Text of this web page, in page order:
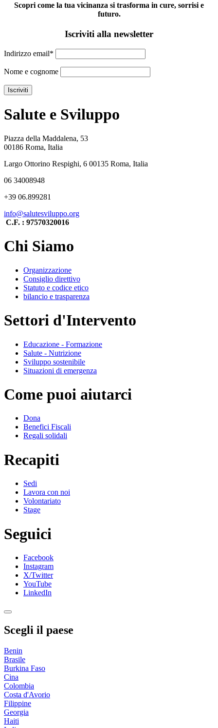
Scopri come la tua vicinanza si trasforma in cure, sorrisi e
futuro.
Iscriviti alla newsletter
Indirizzo email*
Nome e cognome
Salute e Sviluppo
Piazza della Maddalena, 53
00186 Roma, Italia
Largo Ottorino Respighi, 6 00135 Roma, Italia
06 34008948
+39 06.899281
info@salutesviluppo.org
C.F. : 97570320016
Chi Siamo
Organizzazione
Consiglio direttivo
Statuto e codice etico
bilancio e trasparenza
Settori d'Intervento
Educazione - Formazione
Salute - Nutrizione
Sviluppo sostenibile
Situazioni di emergenza
Come puoi aiutarci
Dona
Benefici Fiscali
Regali solidali
Recapiti
Sedi
Lavora con noi
Volontariato
Stage
Seguici
Facebook
Instagram
X/Twitter
YouTube
LinkedIn
Scegli il paese
Benin
Brasile
Burkina Faso
Cina
Colombia
Costa d'Avorio
Filippine
Georgia
Haiti